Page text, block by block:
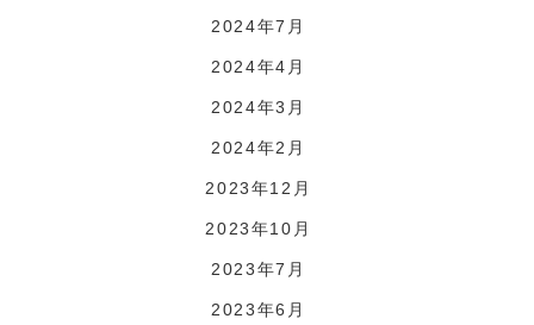
2024年7月
2024年4月
2024年3月
2024年2月
2023年12月
2023年10月
2023年7月
2023年6月